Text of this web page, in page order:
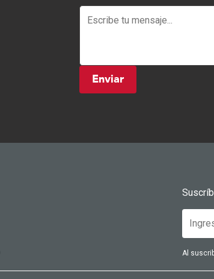
Enviar
Al